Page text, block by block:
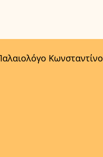
Κωνσταντίνο